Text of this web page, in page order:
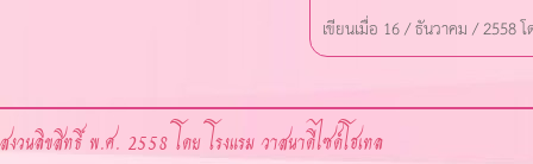
เขียนเมื่อ 16 / ธันวาคม / 2558
สงวนลิขสิทธิ์ พ.ศ. 2558 โดย โรงแรม วาสนาดีไซด์โฮเทล